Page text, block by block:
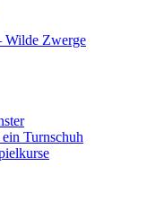
Wilde Zwerge
Turnschuh